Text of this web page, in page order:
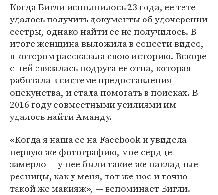
Когда Бигли исполнилось 23 года, ее тете
удалось получить документы об удочерении
сестры, однако найти ее не получилось. В
итоге женщина выложила в соцсети видео,
в котором рассказала свою историю. Вскоре
с ней связалась подруга ее отца, которая
работала в системе предоставления
опекунства, и стала помогать в поисках. В
2016 году совместными усилиями им
удалось найти Аманду.
«Когда я наша ее на Facebook и увидела
первую же фотографию, мое сердце
замерло — у нее были такие же накладные
ресницы, как у меня, тот же нос и точно
такой же макияж», — вспоминает Бигли.